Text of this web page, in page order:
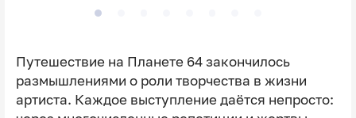
Путешествие на Планете 64 закончилось
размышлениями о роли творчества в жизни
артиста. Каждое выступление даётся непросто: